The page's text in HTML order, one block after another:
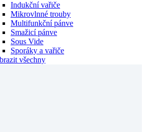
Indukční vařiče
Mikrovlnné trouby
Multifunkční pánve
Smažicí pánve
Sous Vide
Sporáky a vařiče
všechny